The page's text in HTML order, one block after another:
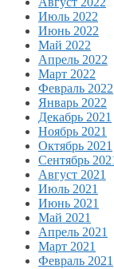
Июль 2022
Июнь 2022
Май 2022
Апрель 2022
Март 2022
Февраль 2022
Январь 2022
Декабрь 2021
Ноябрь 2021
Октябрь 2021
Сентябрь
Август 2021
Июль 2021
Июнь 2021
Май 2021
Апрель 2021
Март 2021
Февраль 2021